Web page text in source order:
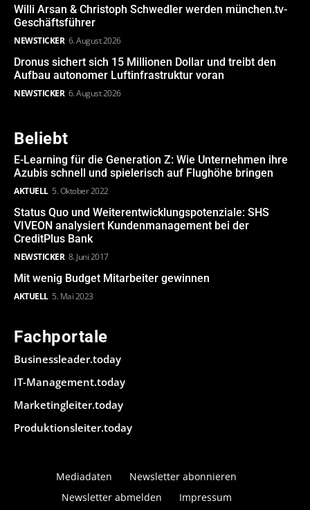
Willi Arsan & Christoph Schwedler werden münchen.tv-
Geschäftsführer
NEWSTICKER 6. August 2026
Dronus sichert sich 15 Millionen Dollar und treibt den
Aufbau autonomer Luftinfrastruktur voran
NEWSTICKER 6. August 2026
Beliebt
E-Learning für die Generation Z: Wie Unternehmen ihre
Azubis schnell und spielerisch auf Flughöhe bringen
AKTUELL 5. Oktober 2022
Status Quo und Weiterentwicklungspotenziale: SHS
VIVEON analysiert Kundenmanagement bei der
CreditPlus Bank
NEWSTICKER 8. Juni 2017
Mit wenig Budget Mitarbeiter gewinnen
AKTUELL 5. Mai 2023
Fachportale
Businessleader.today
IT-Management.today
Marketingleiter.today
Produktionsleiter.today
Mediadaten
Newsletter abonnieren
Newsletter abmelden
Impressum